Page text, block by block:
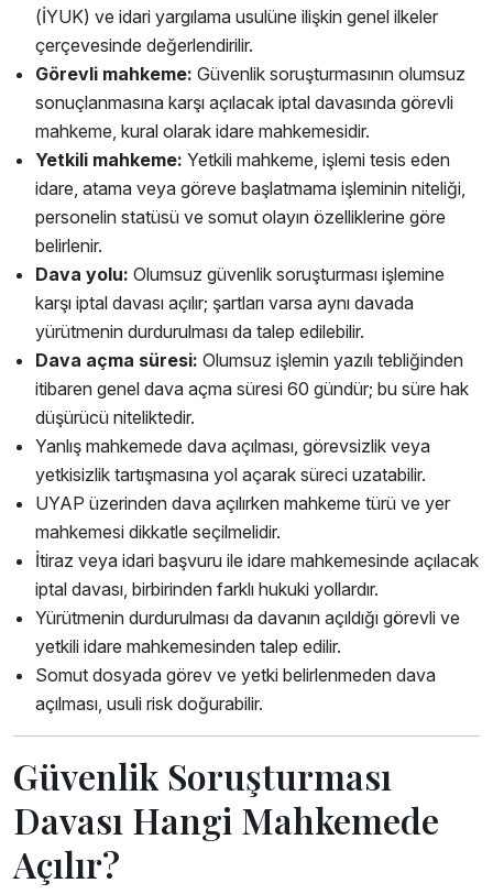
(İYUK) ve idari yargılama usulüne ilişkin genel ilkeler
çerçevesinde değerlendirilir.
Görevli mahkeme: Güvenlik soruşturmasının olumsuz
sonuçlanmasına karşı açılacak iptal davasında görevli
mahkeme, kural olarak idare mahkemesidir.
Yetkili mahkeme: Yetkili mahkeme, işlemi tesis eden
idare, atama veya göreve başlatmama işleminin niteliği,
personelin statüsü ve somut olayın özelliklerine göre
belirlenir.
Dava yolu: Olumsuz güvenlik soruşturması işlemine
karşı iptal davası açılır; şartları varsa aynı davada
yürütmenin durdurulması da talep edilebilir.
Dava açma süresi: Olumsuz işlemin yazılı tebliğinden
itibaren genel dava açma süresi 60 gündür; bu süre hak
düşürücü niteliktedir.
Yanlış mahkemede dava açılması, görevsizlik veya
yetkisizlik tartışmasına yol açarak süreci uzatabilir.
UYAP üzerinden dava açılırken mahkeme türü ve yer
mahkemesi dikkatle seçilmelidir.
İtiraz veya idari başvuru ile idare mahkemesinde açılacak
iptal davası, birbirinden farklı hukuki yollardır.
Yürütmenin durdurulması da davanın açıldığı görevli ve
yetkili idare mahkemesinden talep edilir.
Somut dosyada görev ve yetki belirlenmeden dava
açılması, usuli risk doğurabilir.
Güvenlik Soruşturması
Davası Hangi Mahkemede
Açılır?